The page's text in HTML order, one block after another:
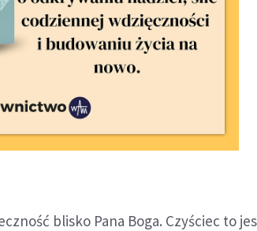
blisko Pana Boga. Czyściec to